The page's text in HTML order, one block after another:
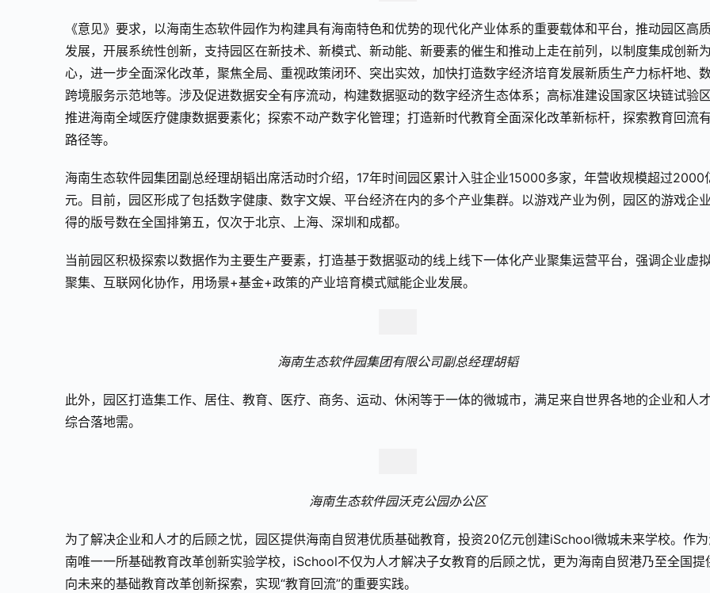
《意见》要求，以海南生态软件园作为构建具有海南特色和优势的现代化产业体系的重要载体和平台，推动园区高
发展，开展系统性创新，支持园区在新技术、新模式、新动能、新要素的催生和推动上走在前列，以制度集成创新
心，进一步全面深化改革，聚焦全局、重视政策闭环、突出实效，加快打造数字经济培育发展新质生产力标杆地、
跨境服务示范地等。涉及促进数据安全有序流动，构建数据驱动的数字经济生态体系；高标准建设国家区块链试验区
推进海南全域医疗健康数据要素化；探索不动产数字化管理；打造新时代教育全面深化改革新标杆，探索教育回流
路径等。
海南生态软件园集团副总经理胡韬出席活动时介绍，17年时间园区累计入驻企业15000多家，年营收规模超过2000
元。目前，园区形成了包括数字健康、数字文娱、平台经济在内的多个产业集群。以游戏产业为例，园区的游戏企
得的版号数在全国排第五，仅次于北京、上海、深圳和成都。
当前园区积极探索以数据作为主要生产要素，打造基于数据驱动的线上线下一体化产业聚集运营平台，强调企业虚
聚集、互联网化协作，用场景+基金+政策的产业培育模式赋能企业发展。
海南生态软件园集团有限公司副总经理胡韬
此外，园区打造集工作、居住、教育、医疗、商务、运动、休闲等于一体的微城市，满足来自世界各地的企业和人
综合落地需。
海南生态软件园沃克公园办公区
为了解决企业和人才的后顾之忧，园区提供海南自贸港优质基础教育，投资20亿元创建iSchool微城未来学校。作
南唯一一所基础教育改革创新实验学校，iSchool不仅为人才解决子女教育的后顾之忧，更为海南自贸港乃至全国提
向未来的基础教育改革创新探索，实现“教育回流”的重要实践。